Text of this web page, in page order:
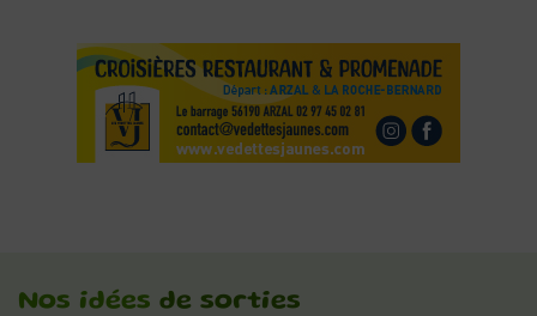
Nos idées de sorties